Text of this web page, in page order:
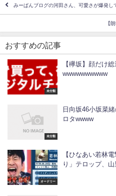
みーぱんブログの河田さん、可愛さが爆発し
【
おすすめの記事
未分類
【欅坂】顔だけ
wwwwwwwwww
未分類
日向坂46小坂菜
ロタwwww
オードリー
【ひなあい若林
り」テロップ、